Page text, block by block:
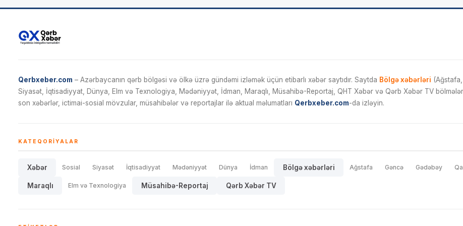
Qerbxeber.com – Azərbaycanın qərb bölgəsi və ölkə üzrə gündəmi izləmək üçün etibarlı xəbər saytıdır. Saytda Bölgə xəbərləri
Siyasət, İqtisadiyyat, Dünya, Elm və Texnologiya, Mədəniyyət, İdman, Maraqlı, Müsahibə-Reportaj, QHT Xəbər və Qərb Xəbər TV
son xəbərlər, ictimai-sosial mövzular, müsahibələr və reportajlar ilə aktual məlumatları Qerbxeber.com-da izləyin.
KATEQORIYALAR
Xəbər Sosial Siyasət İqtisadiyyat Mədəniyyət Dünya İdman Bölgə xəbərləri Ağstafa Gəncə Gədəbəy
Maraqlı Elm və Texnologiya Müsahibə-Reportaj Qərb Xəbər TV